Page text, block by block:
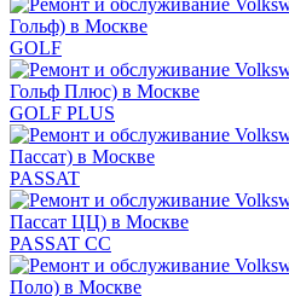
GOLF
GOLF PLUS
PASSAT
PASSAT CC